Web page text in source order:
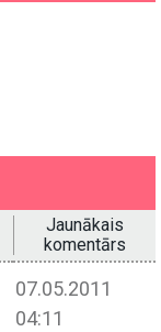
Jaunākais
komentārs
07.05.2011
04:11